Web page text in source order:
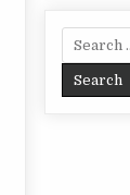
Search for: